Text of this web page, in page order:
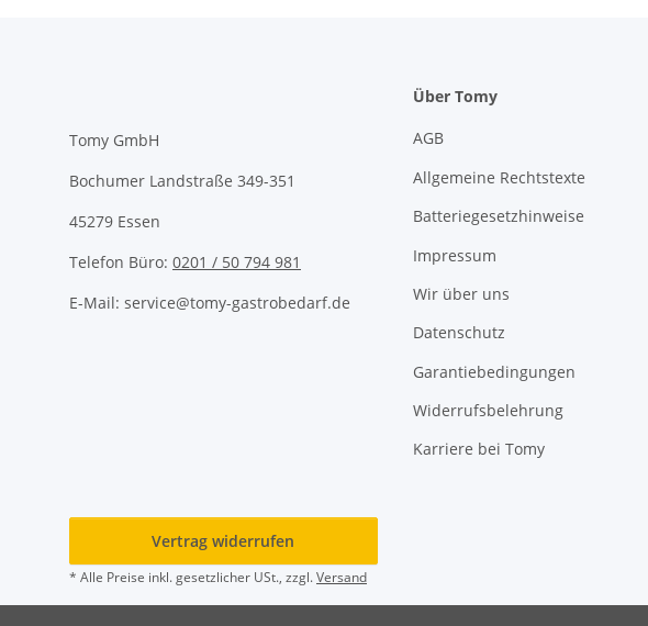
Tomy GmbH
Bochumer Landstraße 349-351
45279 Essen
Telefon Büro: 0201 / 50 794 981
E-Mail: service@tomy-gastrobedarf.de
Über Tomy
AGB
Allgemeine Rechtstexte
Batteriegesetzhinweise
Impressum
Wir über uns
Datenschutz
Garantiebedingungen
Widerrufsbelehrung
Karriere bei Tomy
Vertrag widerrufen
* Alle Preise inkl. gesetzlicher USt., zzgl.Versand